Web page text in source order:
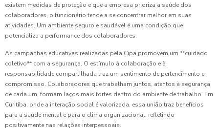
existem medidas de proteção e que a empresa prioriza a saúde dos
colaboradores, o funcionário tende a se concentrar melhor em suas
atividades. Um ambiente seguro e saudável é uma condição que
potencializa a performance dos colaboradores.
As campanhas educativas realizadas pela Cipa promovem um **cuidado
coletivo** com a segurança. O estímulo à colaboração e à
responsabilidade compartilhada traz um sentimento de pertencimento e
compromisso. Colaboradores que trabalham juntos, atentos à segurança
de cada um, formam laços mais fortes dentro do ambiente de trabalho. Em
Curitiba, onde a interação social é valorizada, essa união traz benefícios
para a saúde mental e para o clima organizacional, refletindo
positivamente nas relações interpessoais.